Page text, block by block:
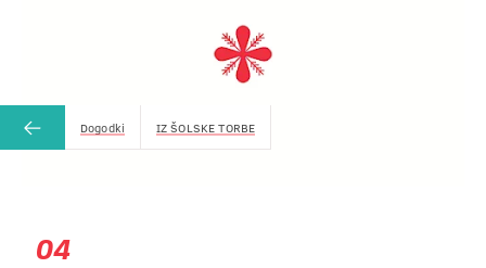
Dogodki IZ ŠOLSKE TORBE
04